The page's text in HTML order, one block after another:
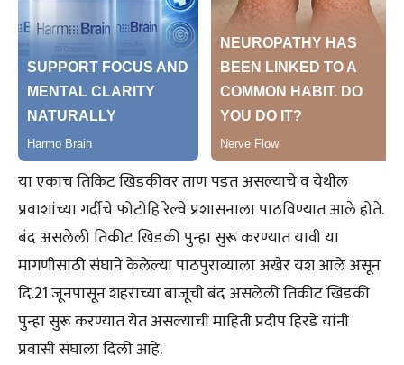
या एकाच तिकिट खिडकीवर ताण पडत असल्याचे व येथील
प्रवाशांच्या गर्दीचे फोटोहि रेल्वे प्रशासनाला पाठविण्यात आले होते.
बंद असलेली तिकीट खिडकी पुन्हा सुरू करण्यात यावी या
मागणीसाठी संघाने केलेल्या पाठपुराव्याला अखेर यश आले असून
दि.21 जूनपासून शहराच्या बाजूची बंद असलेली तिकीट खिडकी
पुन्हा सुरू करण्यात येत असल्याची माहिती प्रदीप हिरडे यांनी
प्रवासी संघाला दिली आहे.